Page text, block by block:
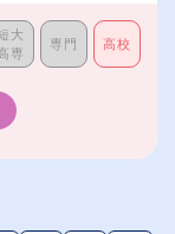
大
専
専門 高校